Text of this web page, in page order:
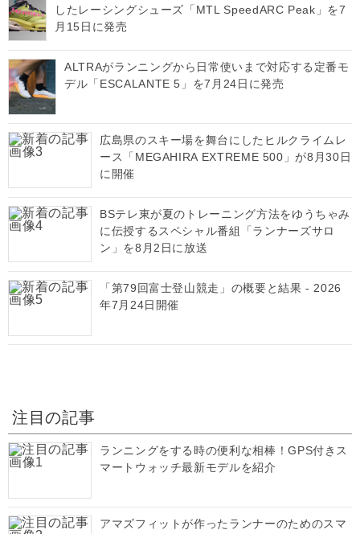
したレーシングシューズ「MTL SpeedARC Peak」を7
月15日に発売
ALTRAがランニングから日常使いまで対応する定番モ
デル「ESCALANTE 5」を7月24日に発売
広島県のスキー場を舞台にしたヒルクライムレ
ース「MEGAHIRA EXTREME 500」が8月30日
に開催
BSテレ東が夏のトレーニング方法をゆうちゃみ
に伝授するスペシャル番組「ランナーズサロ
ン」を8月2日に放送
「第79回富士登山競走」の概要と結果 - 2026
年7月24日開催
注目の記事
ランニングをする時の便利な相棒！GPS付きス
マートウォッチ最新モデルを紹介
アマズフィットが作ったランナーのためのスマ